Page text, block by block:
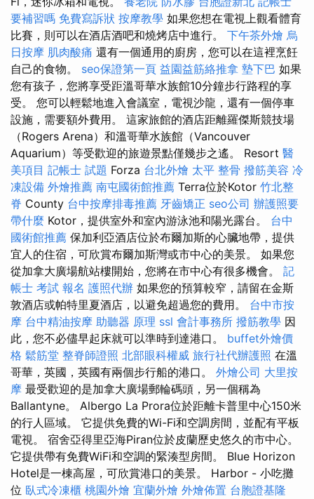
要補習嗎 免費寫訴狀 按摩教學 如果您想在電視上觀看體育
比賽，則可以在酒店酒吧和燒烤店中進行。 下午茶外燴 烏
日按摩 肌肉酸痛 還有一個通用的廚房，您可以在這裡烹飪
自己​​的食物。 seo保證第一頁 益園益筋絡推拿 墊下巴 如果
您有孩子，您將享受距溫哥華水族館10分鐘步行路程的享
受。 您可以輕鬆地進入會議室，電視沙龍，還有一個停車
設施，需要額外費用。 這家旅館的酒店距離羅傑斯競技場
（Rogers Arena）和溫哥華水族館（Vancouver
Aquarium）等受歡迎的旅遊景點僅幾步之遙。 Resort 醫
美項目 記帳士 試題 Forza 台北外燴 太平 整骨 撥筋美容 冷
凍設備 外燴推薦 南屯國術館推薦 Terra位於Kotor 竹北整
脊 County 台中按摩排毒推薦 牙齒矯正 seo公司 辦護照要
帶什麼 Kotor，提供室外和室內游泳池和陽光露台。 台中
國術館推薦 保加利亞酒店位於布爾加斯的心臟地帶，提供
宜人的住宿，可欣賞布爾加斯灣或市中心的美景。 如果您
從加拿大廣場航站樓開始，您將在市中心有很多機會。 記
帳士 考試 報名 護照代辦 如果您的預算較窄，請留在金斯
敦酒店或帕特里夏酒店，以避免超過您的費用。 台中市按
摩 台中精油按摩 助聽器 原理 ssl 會計事務所 撥筋教學 因
此，您不必儘早起床就可以準時到達港口。 buffet外燴價
格 鬆筋堂 整脊師證照 北部眼科權威 旅行社代辦護照 在溫
哥華，英國，英國有兩個步行船的港口。 外燴公司 大里按
摩 最受歡迎的是加拿大廣場郵輪碼頭，另一個稱為
Ballantyne。 Albergo La Prora位於距離卡普里中心150米
的行人區域。 它提供免費的Wi-Fi和空調房間，並配有平板
電視。 宿舍亞得里亞海Piran位於皮蘭歷史悠久的市中心。
它提供帶有免費WiFi和空調的緊湊型房間。 Blue Horizo​​n
Hotel是一棟高屋，可欣賞港口的美景。 Harbor - 小吃攤
位 臥式冷凍櫃 桃園外燴 宜蘭外燴 外燴佈置 台胞證基隆